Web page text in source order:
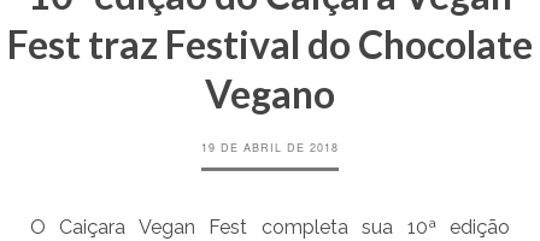
Fest traz Festival do Chocolate
Vegano
19 DE ABRIL DE 2018
O Caiçara Vegan Fest completa sua 10ª edição